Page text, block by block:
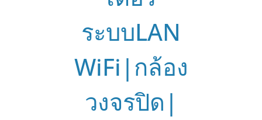
ระบบLAN
WiFi|กล้อง
วงจรปิด|